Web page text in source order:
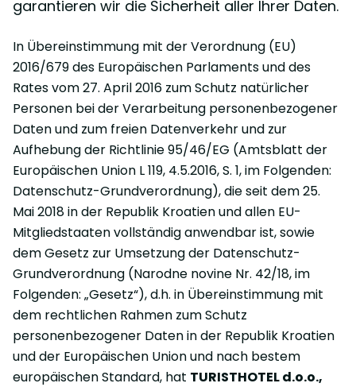
garantieren wir die Sicherheit aller Ihrer Daten.
In Übereinstimmung mit der Verordnung (EU)
2016/679 des Europäischen Parlaments und des
Rates vom 27. April 2016 zum Schutz natürlicher
Personen bei der Verarbeitung personenbezogener
Daten und zum freien Datenverkehr und zur
Aufhebung der Richtlinie 95/46/EG (Amtsblatt der
Europäischen Union L 119, 4.5.2016, S. 1, im Folgenden:
Datenschutz-Grundverordnung), die seit dem 25.
Mai 2018 in der Republik Kroatien und allen EU-
Mitgliedstaaten vollständig anwendbar ist, sowie
dem Gesetz zur Umsetzung der Datenschutz-
Grundverordnung (Narodne novine Nr. 42/18, im
Folgenden: „Gesetz“), d.h. in Übereinstimmung mit
dem rechtlichen Rahmen zum Schutz
personenbezogener Daten in der Republik Kroatien
und der Europäischen Union und nach bestem
europäischen Standard, hat TURISTHOTEL d.o.o.,